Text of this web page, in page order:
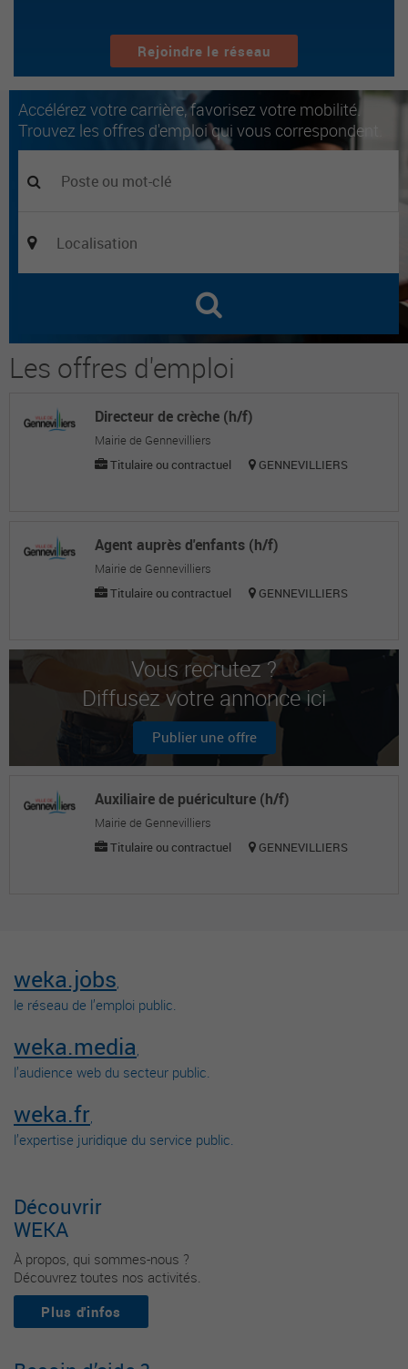
Rejoindre le réseau
Accélérez votre carrière, favorisez votre mobilité.
Trouvez les offres d'emploi qui vous correspondent.
Les offres d'emploi
Directeur de crèche (h/f)
Mairie de Gennevilliers
Titulaire ou contractuel
GENNEVILLIERS
Agent auprès d'enfants (h/f)
Mairie de Gennevilliers
Titulaire ou contractuel
GENNEVILLIERS
Vous recrutez ?
Diffusez votre annonce ici
Publier une offre
Auxiliaire de puériculture (h/f)
Mairie de Gennevilliers
Titulaire ou contractuel
GENNEVILLIERS
weka.jobs,
le réseau de l’emploi public.
weka.media,
l’audience web du secteur public.
weka.fr,
l’expertise juridique du service public.
Découvrir
WEKA
À propos, qui sommes-nous ?
Découvrez toutes nos activités.
Plus d'infos